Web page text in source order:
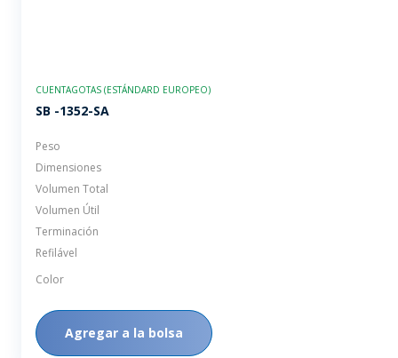
CUENTAGOTAS (ESTÁNDARD EUROPEO)
SB -1352-SA
Peso
Dimensiones
Volumen Total
Volumen Útil
Terminación
Refilável
Color
Agregar a la bolsa